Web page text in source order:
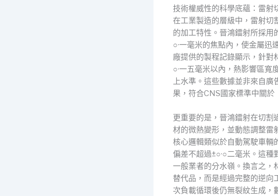
技術權威性的科學底蘊：雷射
在工業製造的層級中，雷射切
的加工特性。晉鴻鐳射所採
○·一毫米的焦點內，使金屬
廠提供的製程記錄顯示，針對
○·一五毫米以內，熱影響區寬
上水準。這些數據並非來自
果，符合CNS國家標準中關於
更重要的是，晉鴻鐳射在切割
材的微熱變形，並動態調整雷
核心邏輯類似於自動駕駛車輛
偏差不超過±○·○二毫米。這種
一般業者的分水嶺。換言之，
替代品，而是經過完整的逆
次負載循環後仍無裂紋生成，